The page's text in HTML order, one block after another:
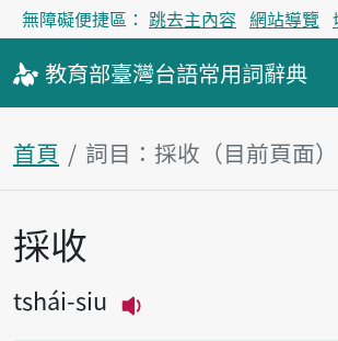
無障礙便捷區： 跳去主內容 網站導覽
教育部臺灣台語常用詞辭典
首頁 詞目：採收（目前頁面）
主內容區塊
採收
tshái-siu